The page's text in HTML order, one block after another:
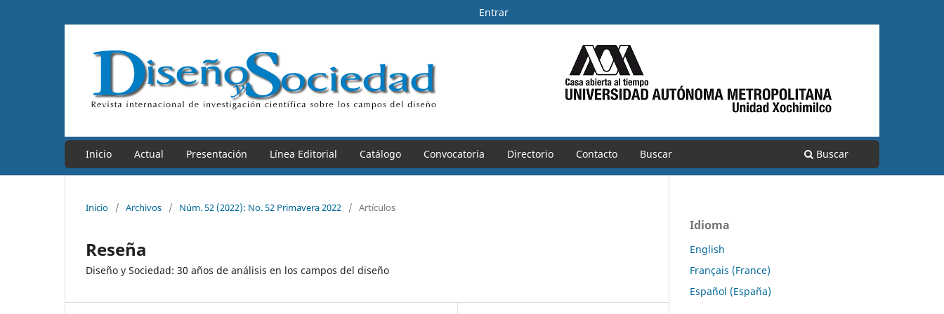
Inicio Actual Presentación Línea Editorial Catálogo Convocatoria Directorio Contacto Buscar Buscar
Entrar
Inicio / Archivos / Núm. 52 (2022): No. 52 Primavera 2022 / Artículos
Reseña
Diseño y Sociedad: 30 años de análisis en los campos del diseño
Idioma
English
Français (France)
Español (España)